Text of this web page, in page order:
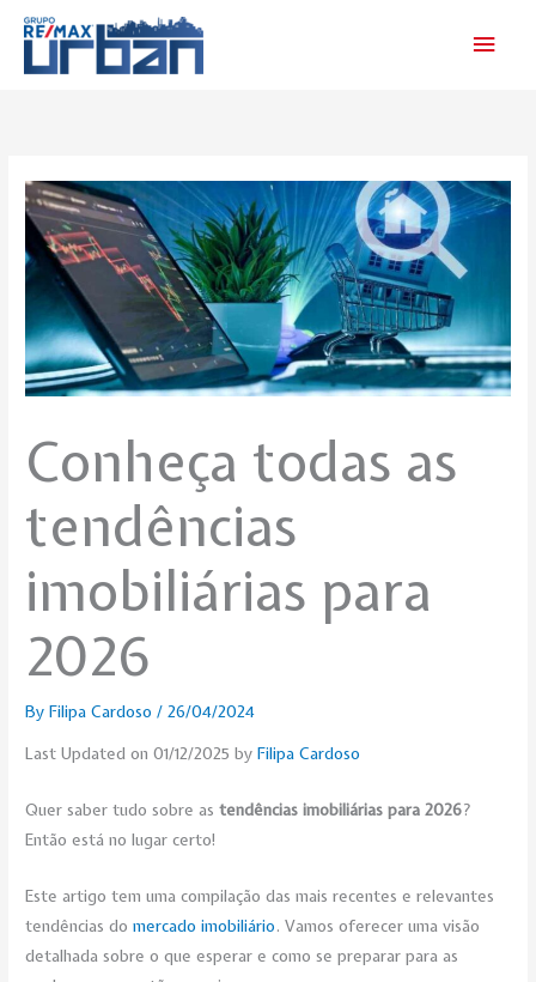
Skip
content
Conheça todas as
tendências
imobiliárias para
2026
ByFilipa Cardoso/26/04/2024
Last Updated on 01/12/2025 byFilipa Cardoso
Quer saber tudo sobre astendências imobiliárias para 2026?
Então está no lugar certo!
Este artigo tem uma compilação das mais recentes e relevantes
tendências domercado imobiliário. Vamos oferecer uma visão
detalhada sobre o que esperar e como se preparar para as